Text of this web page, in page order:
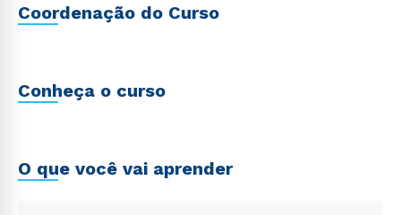
Coordenação do Curso
Conheça o curso
O que você vai aprender